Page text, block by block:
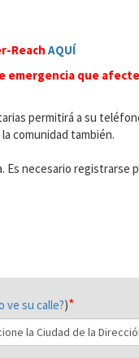
ReachAQUÍ
emergencia que
permitirá a su
comunidad también.
necesario registrarse
ve su calle?)